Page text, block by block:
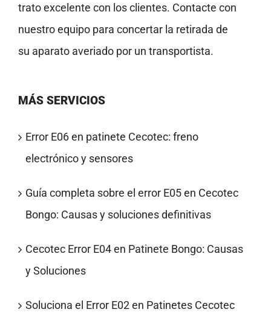
trato excelente con los clientes. Contacte con
nuestro equipo para concertar la retirada de
su aparato averiado por un transportista.
MÁS SERVICIOS
Error E06 en patinete Cecotec: freno
electrónico y sensores
Guía completa sobre el error E05 en Cecotec
Bongo: Causas y soluciones definitivas
Cecotec Error E04 en Patinete Bongo: Causas
y Soluciones
Soluciona el Error E02 en Patinetes Cecotec